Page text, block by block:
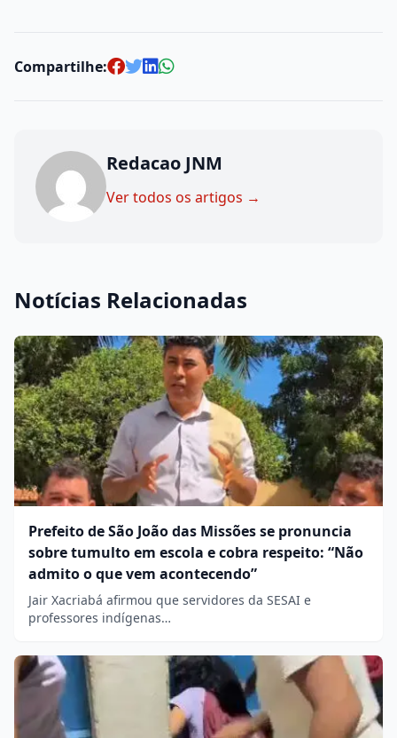
Compartilhe:
Redacao JNM
Ver todos os artigos →
Notícias Relacionadas
Prefeito de São João das Missões se pronuncia
sobre tumulto em escola e cobra respeito: “Não
admito o que vem acontecendo”
Jair Xacriabá afirmou que servidores da SESAI e
professores indígenas…